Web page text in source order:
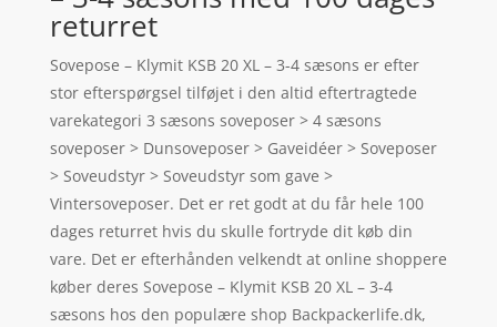
returret
Sovepose – Klymit KSB 20 XL – 3-4 sæsons er efter
stor efterspørgsel tilføjet i den altid eftertragtede
varekategori 3 sæsons soveposer > 4 sæsons
soveposer > Dunsoveposer > Gaveidéer > Soveposer
> Soveudstyr > Soveudstyr som gave >
Vintersoveposer. Det er ret godt at du får hele 100
dages returret hvis du skulle fortryde dit køb din
vare. Det er efterhånden velkendt at online shoppere
køber deres Sovepose – Klymit KSB 20 XL – 3-4
sæsons hos den populære shop Backpackerlife.dk,